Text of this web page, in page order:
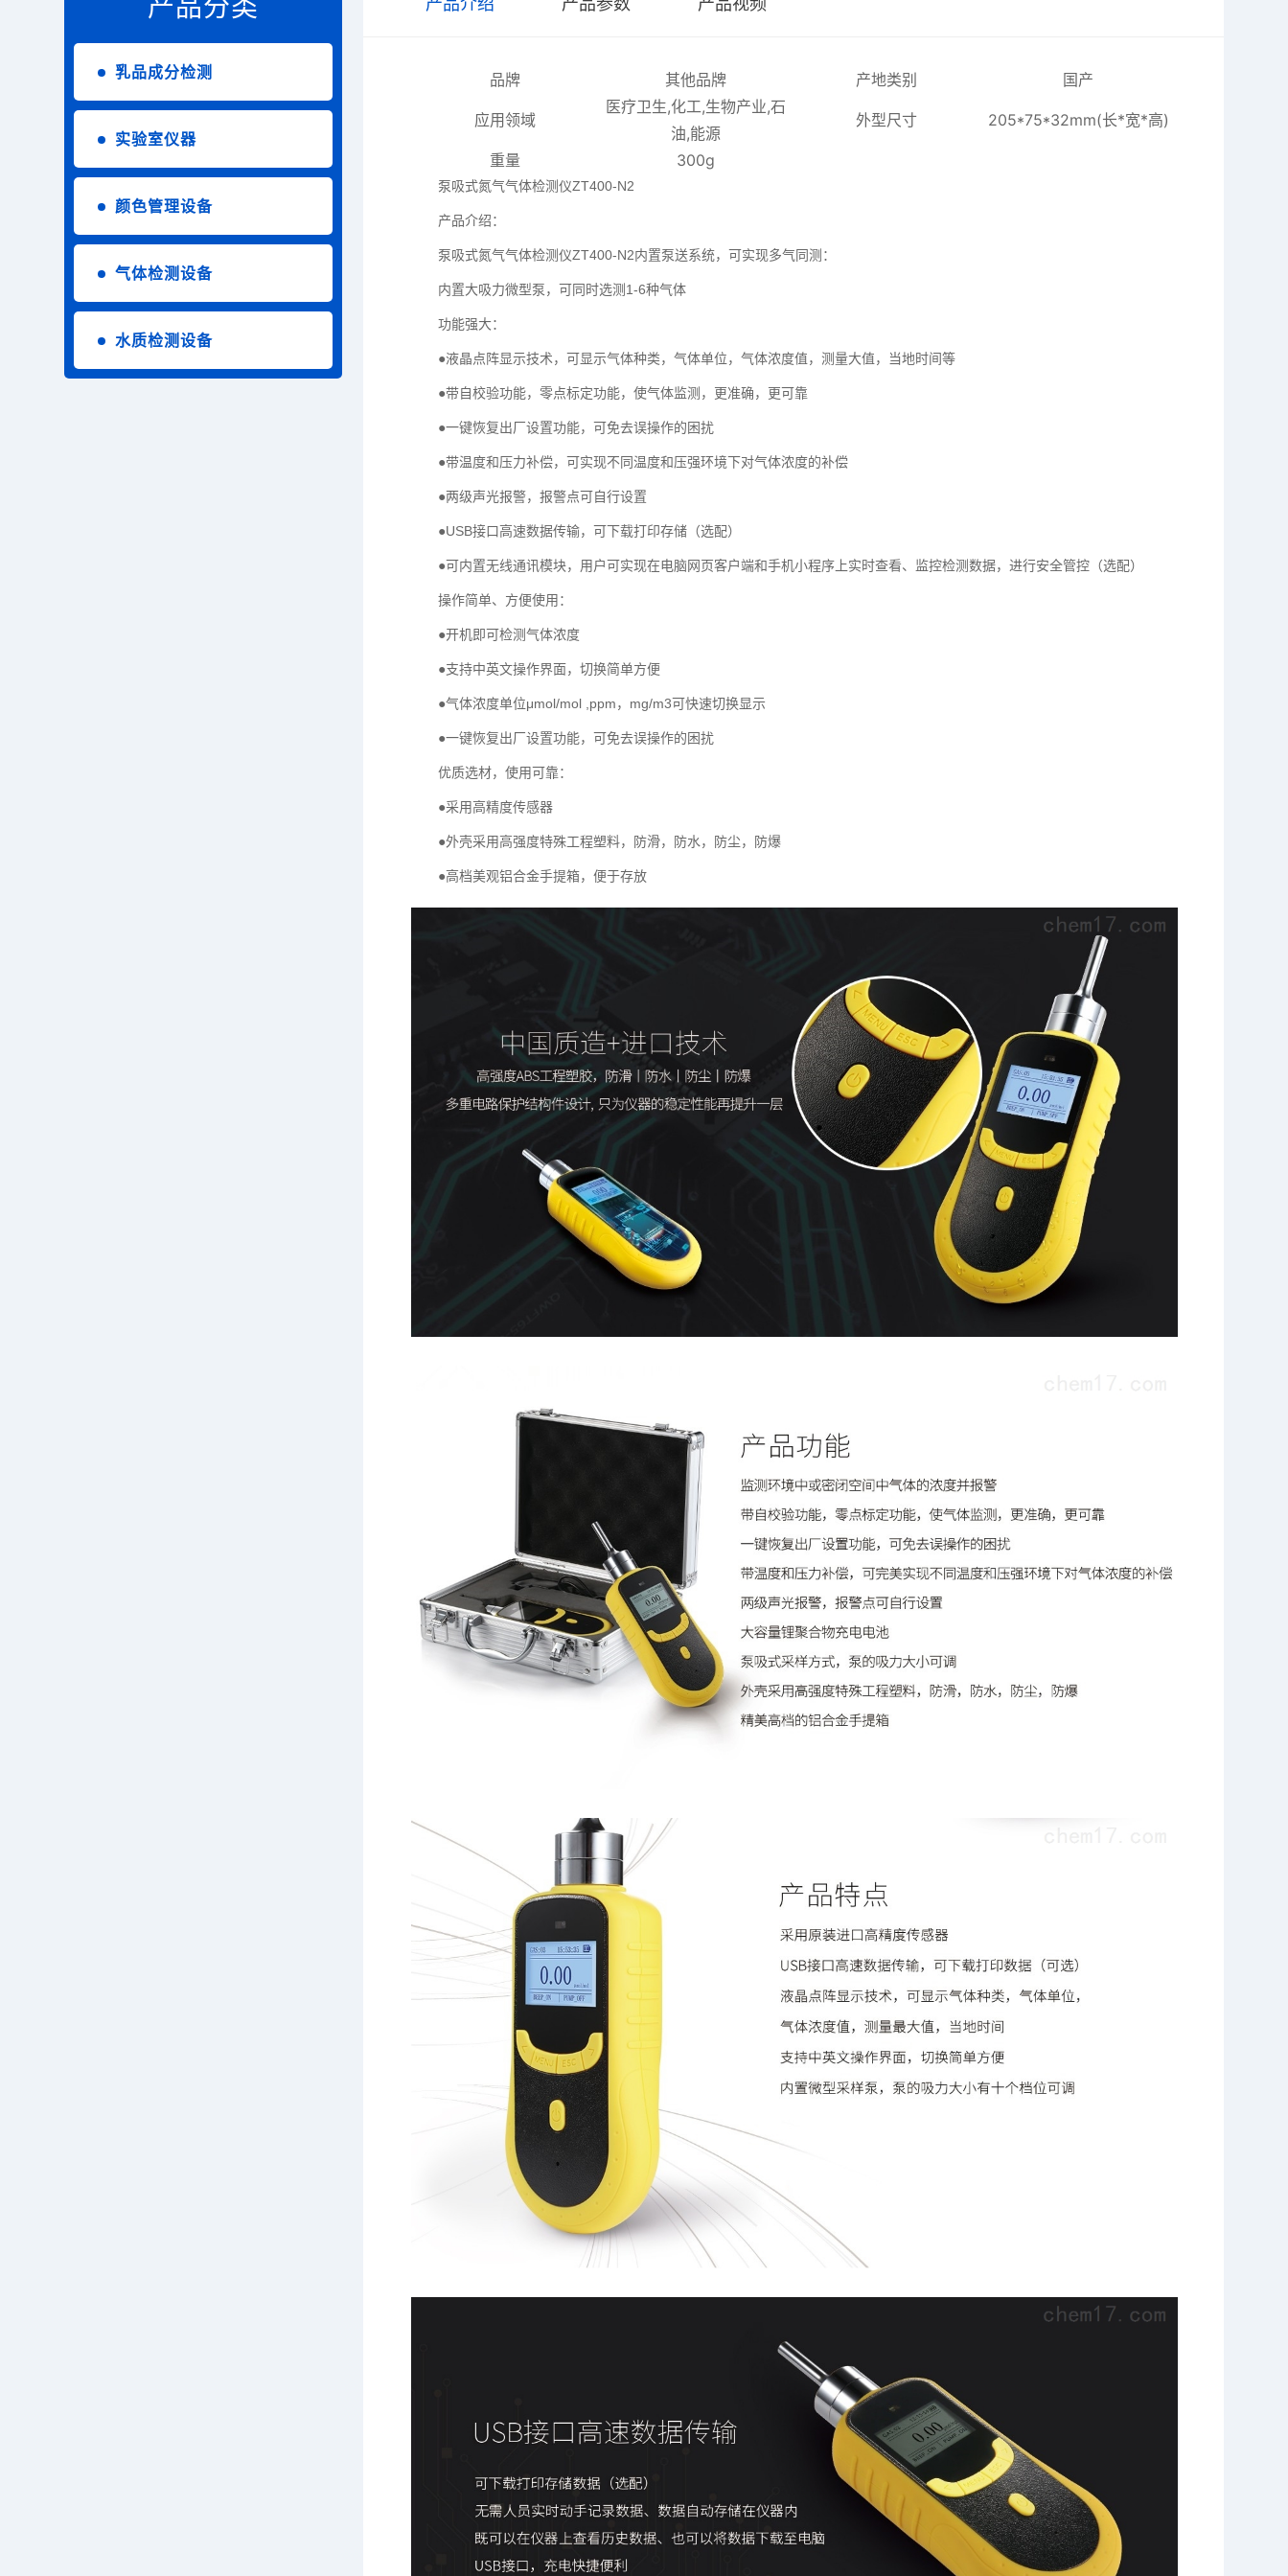
乳品成分检测
实验室仪器
颜色管理设备
气体检测设备
水质检测设备
品牌 其他品牌 产地类别 国产
应用领域
医疗卫生,化工,生物产业,石
油,能源
外型尺寸 205*75*32mm(长*宽*高)
重量 300g
泵吸式氮气气体检测仪ZT400-N2
产品介绍：
泵吸式氮气气体检测仪ZT400-N2内置泵送系统，可实现多气同测：
内置大吸力微型泵，可同时选测1-6种气体
功能强大：
●液晶点阵显示技术，可显示气体种类，气体单位，气体浓度值，测量大值，当地时间等
●带自校验功能，零点标定功能，使气体监测，更准确，更可靠
●一键恢复出厂设置功能，可免去误操作的困扰
●带温度和压力补偿，可实现不同温度和压强环境下对气体浓度的补偿
●两级声光报警，报警点可自行设置
●USB接口高速数据传输，可下载打印存储（选配）
●可内置无线通讯模块，用户可实现在电脑网页客户端和手机小程序上实时查看、监控检测数据，进行安全管控（选配）
操作简单、方便使用：
●开机即可检测气体浓度
●支持中英文操作界面，切换简单方便
●气体浓度单位μmol/mol ,ppm，mg/m3可快速切换显示
●一键恢复出厂设置功能，可免去误操作的困扰
优质选材，使用可靠：
●采用高精度传感器
●外壳采用高强度特殊工程塑料，防滑，防水，防尘，防爆
●高档美观铝合金手提箱，便于存放